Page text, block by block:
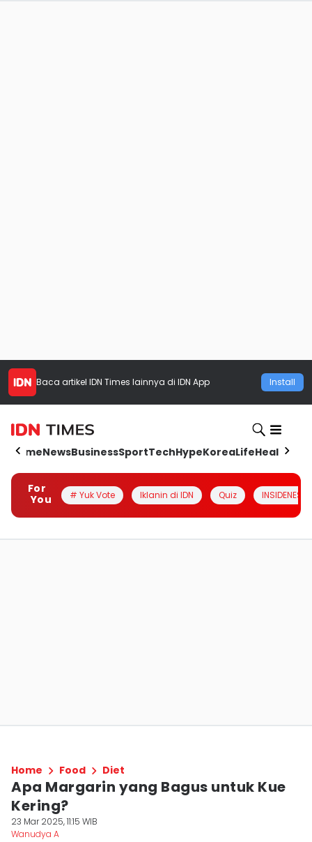
Baca artikel IDN Times lainnya di IDN App Install
HomeNewsBusinessSportTechHypeKoreaLifeHealth
For
You
# Yuk Vote Iklanin di IDN Quiz INSIDENESIA
Home Food Diet
Apa Margarin yang Bagus untuk Kue
Kering?
23 Mar 2025, 11:15 WIB
Wanudya A